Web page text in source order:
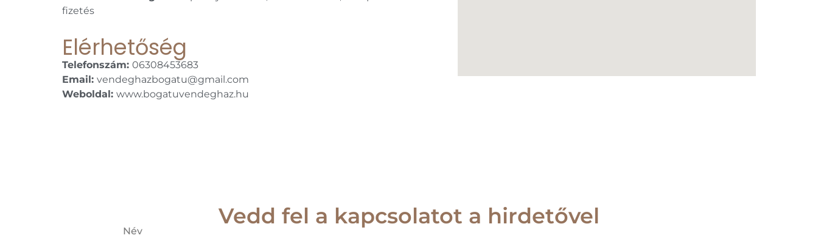
fizetés
Elérhetőség
Telefonszám: 06308453683
Email: vendeghazbogatu@gmail.com
Weboldal: www.bogatuvendeghaz.hu
Vedd fel a kapcsolatot a hirdetővel
Név